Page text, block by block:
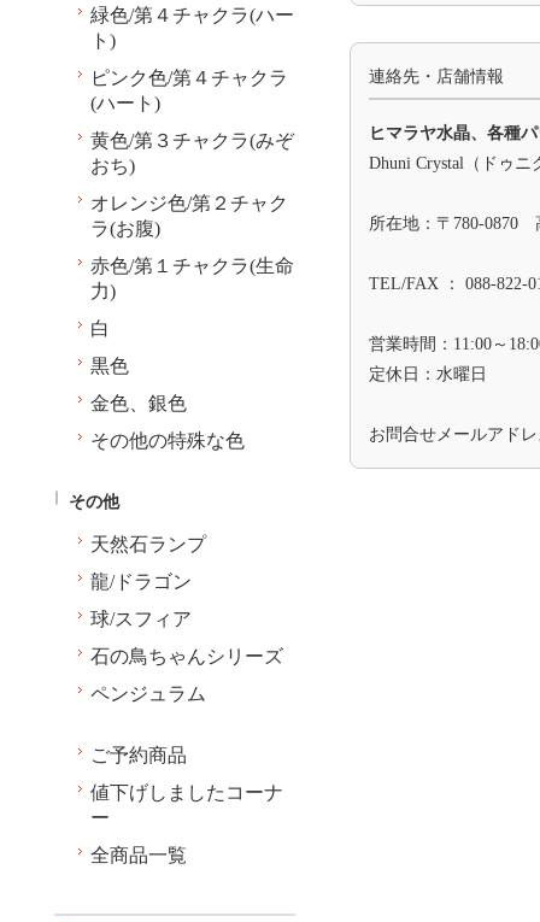
連絡先・店舗情報
ヒマラヤ水晶、各種
Dhuni Crystal（ドゥニ
所在地：〒780-0870
TEL/FAX ： 088-822-
営業時間：11:00～
定休日：水曜日
お問合せメールアド
緑色/第４チャクラ(ハー
ト)
ピンク色/第４チャクラ
(ハート)
黄色/第３チャクラ(みぞ
おち)
オレンジ色/第２チャク
ラ(お腹)
赤色/第１チャクラ(生命
力)
白
黒色
金色、銀色
その他の特殊な色
その他
天然石ランプ
龍/ドラゴン
球/スフィア
石の鳥ちゃんシリーズ
ペンジュラム
ご予約商品
値下げしましたコーナ
ー
全商品一覧